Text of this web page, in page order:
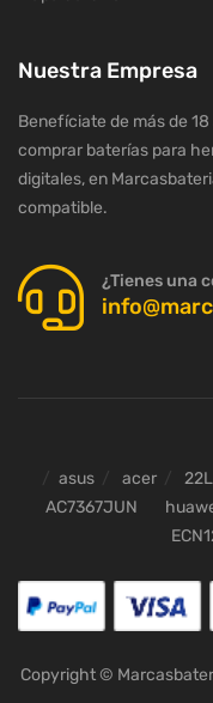
Nuestra Empresa
Benefíciate de más de
comprar baterías para
digitales, en
compatible.
¿Tienes una
asus acer
AC7367JUN
Copyright ©